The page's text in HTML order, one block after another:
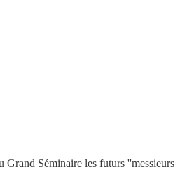
Grand Séminaire les futurs ''messieurs